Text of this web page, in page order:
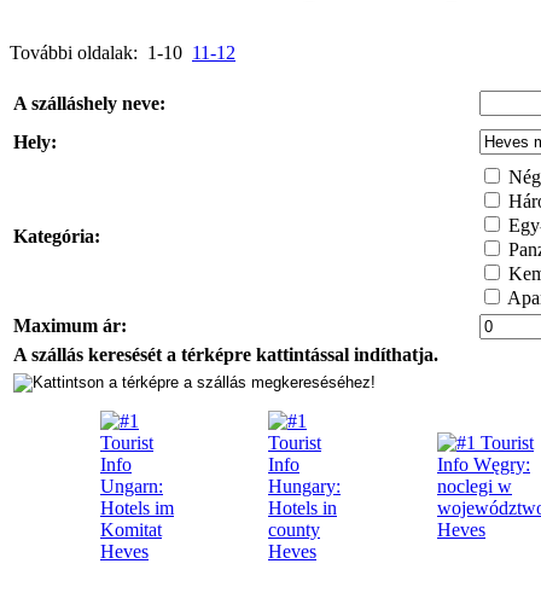
További oldalak: 1-10 11-12
A szálláshely neve:
Hely:
Kategória:
Maximum ár:
A szállás keresését a térképre kattintással indíthatja.